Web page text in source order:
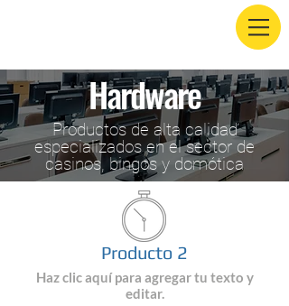
Hardware
Productos de alta calidad
especializados en el sector de
casinos, bingos y domótica
Producto 2
Haz clic aquí para agregar tu texto y
editar.